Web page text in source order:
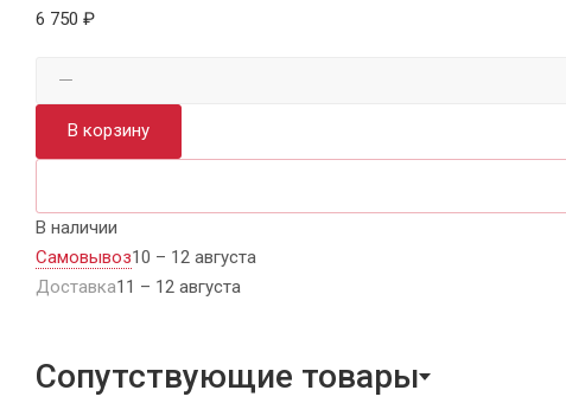
6 750 ₽
В корзину
В наличии
Самовывоз10 – 12 августа
Доставка11 – 12 августа
Сопутствующие товары